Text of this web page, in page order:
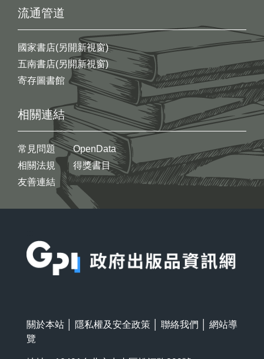
流通管道
國家書店(另開新視窗)
五南書店(另開新視窗)
寄存圖書館
相關連結
常見問題
相關法規
友善連結
OpenData
得獎書目
關於本站 隱私權及安全政策 聯絡我們
網站導
覽